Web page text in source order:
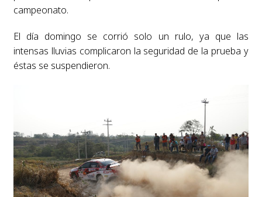
campeonato.
El día domingo se corrió solo un rulo, ya que las
intensas lluvias complicaron la seguridad de la prueba y
éstas se suspendieron.